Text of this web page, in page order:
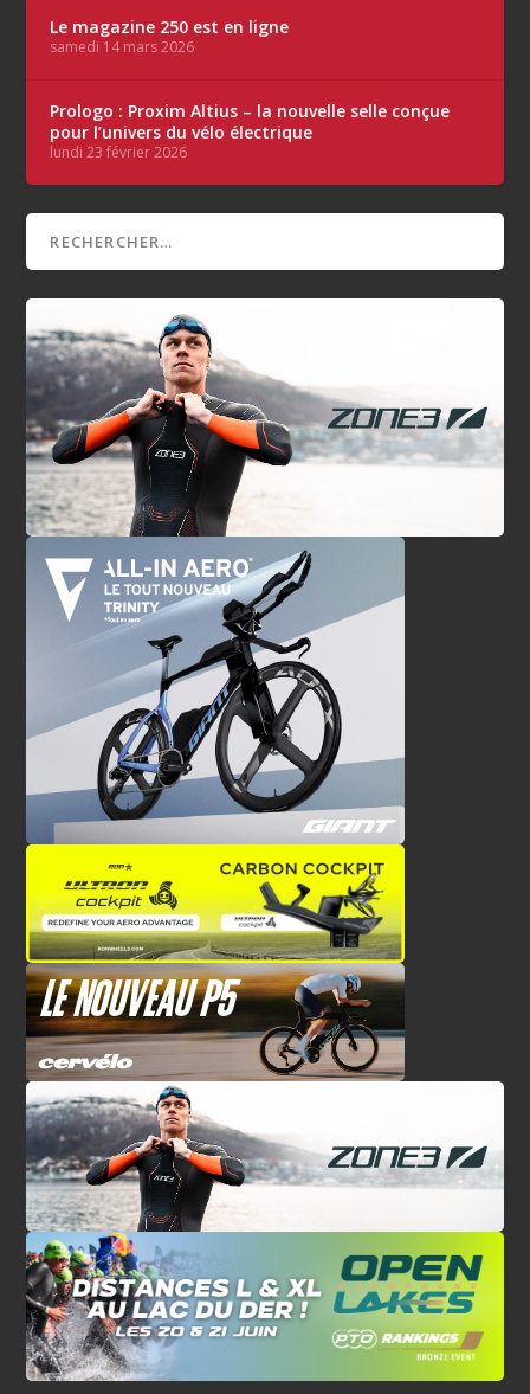
Le magazine 250 est en ligne
samedi 14 mars 2026
Prologo : Proxim Altius – la nouvelle selle conçue
pour l’univers du vélo électrique
lundi 23 février 2026